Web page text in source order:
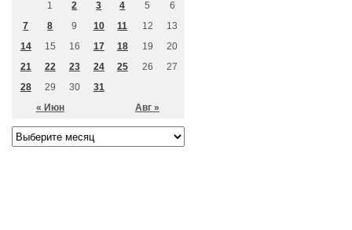
« Июн Авг »
1 2 3 4 5
6
7
8 9 10 11 12
13
14
15 16 17 18 19
20
21
22 23 24 25 26
27
28
29 30 31